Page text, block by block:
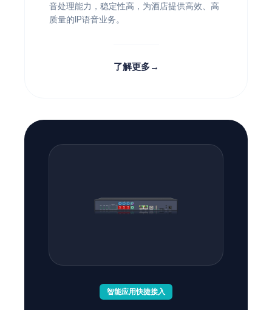
音处理能力，稳定性高，为酒店提供高效、高
质量的IP语音业务。
了解更多→
智能应用快捷接入